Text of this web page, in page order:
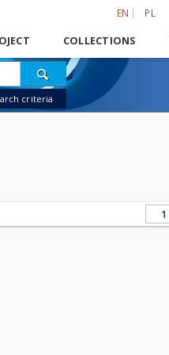
EN PL
COLLECTIONS
criteria